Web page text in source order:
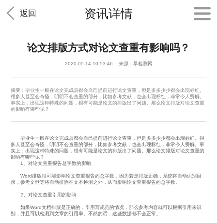
返回 资讯详情
论文排版方式对论文查重有影响吗？
2020-05-14 10:53:46 来源：早检测网
摘要：毕业生一般在论文完成后都会自己提前进行论文查重，但是多多少少都会出现标红。
很多人甚至会奇怪，明明不会查重的部分，比如参考文献，也会出现标红，非常令人费解。
事实上，出现这种特殊的问题，很有可能是论文的排版出了问题。那么论文排版对论文查重
的影响有哪些呢？
毕业生一般在论文完成后都会自己提前进行论文查重，但是多多少少都会出现标红。很
多人甚至会奇怪，明明不会查重的部分，比如参考文献，也会出现标红，非常令人费解。事
实上，出现这种特殊的问题，很有可能是论文的排版出了问题。那么论文排版对论文查重的
影响有哪些呢？
1、对论文查重报告总字数的影响
Word排版很可能影响论文查重报告的总字数，因为若是排版正确，系统将自动识别目
录，参考文献等将自动排除在文本检测之外，从而影响论文查重报告的总字数。
2、对论文查重引用的影响
如果Word文档排版是正确的，引用写规范的情况，那么参考内容就可以根据引用来识
别，并且可以检测到文章的引用率。不然的话，这些数据都不会正常。